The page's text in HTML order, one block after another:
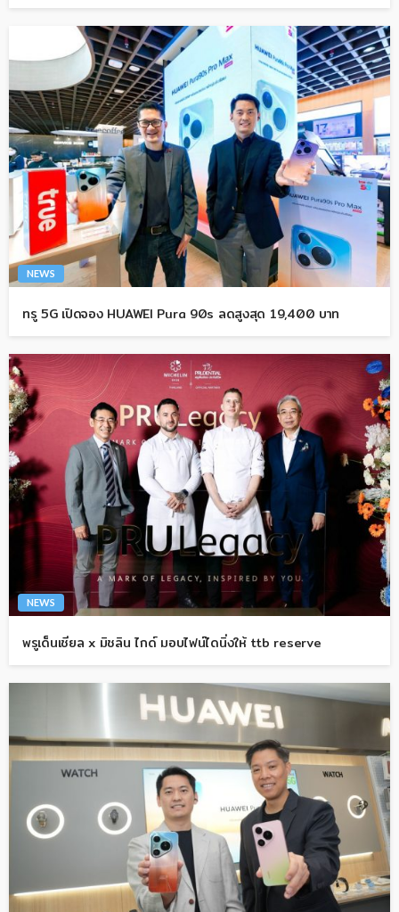
NEWS
ทรู 5G เปิดจอง HUAWEI Pura 90s ลดสูงสุด 19,400 บาท
NEWS
พรูเด็นเชียล x มิชลิน ไกด์ มอบไฟน์ไดนิ่งให้ ttb reserve